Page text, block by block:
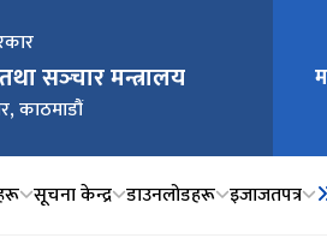
सञ्‍चार मन्त्रालय
काठमाडौं
सूचना केन्द्र डाउनलोडहरू इजाजतपत्र